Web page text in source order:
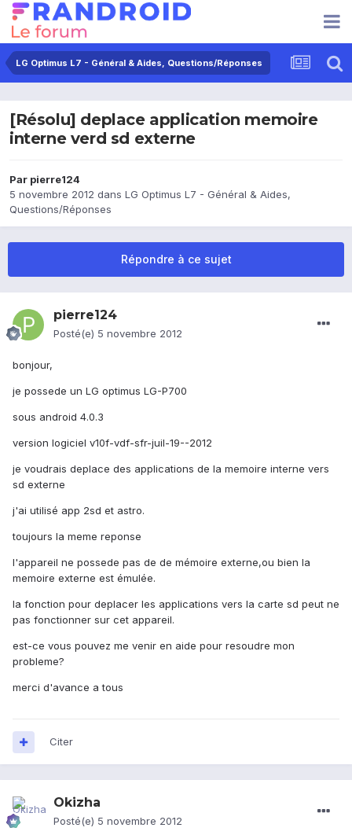
LG Optimus L7 - Général & Aides, Questions/Réponses
[Résolu] deplace application memoire
interne verd sd externe
Par pierre124
5 novembre 2012 dans LG Optimus L7 - Général & Aides,
Questions/Réponses
Répondre à ce sujet
pierre124
Posté(e) 5 novembre 2012
bonjour,
je possede un LG optimus LG-P700
sous android 4.0.3
version logiciel v10f-vdf-sfr-juil-19--2012
je voudrais deplace des applications de la memoire interne vers
sd externe
j'ai utilisé app 2sd et astro.
toujours la meme reponse
l'appareil ne possede pas de de mémoire externe,ou bien la
memoire externe est émulée.
la fonction pour deplacer les applications vers la carte sd peut ne
pas fonctionner sur cet appareil.
est-ce vous pouvez me venir en aide pour resoudre mon
probleme?
merci d'avance a tous
Citer
Okizha
Posté(e) 5 novembre 2012